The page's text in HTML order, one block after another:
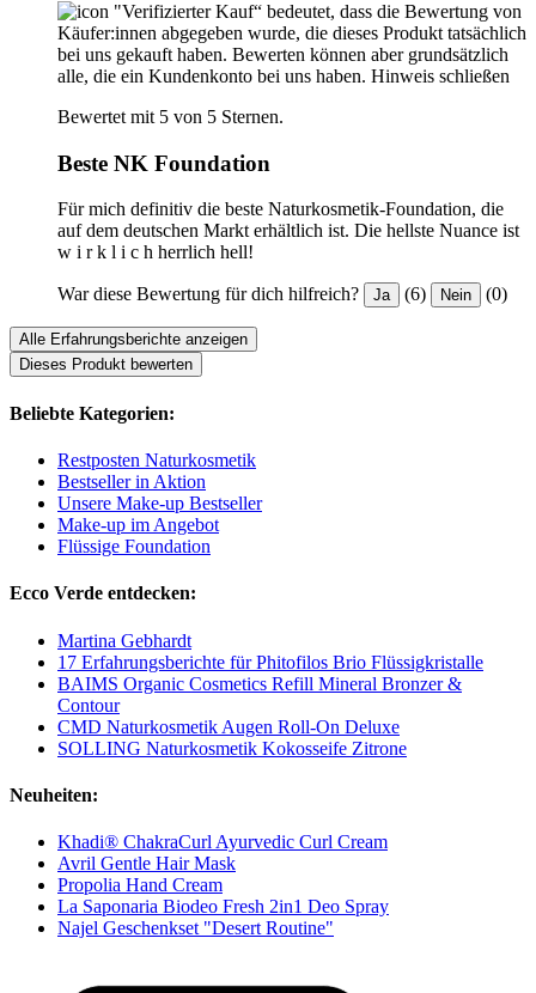
"Verifizierter Kauf“ bedeutet, dass die Bewertung von
Käufer:innen abgegeben wurde, die dieses Produkt tatsächlich
bei uns gekauft haben. Bewerten können aber grundsätzlich
alle, die ein Kundenkonto bei uns haben. Hinweis schließen
Bewertet mit 5 von 5 Sternen.
Beste NK Foundation
Für mich definitiv die beste Naturkosmetik-Foundation, die
auf dem deutschen Markt erhältlich ist. Die hellste Nuance ist
w i r k l i c h herrlich hell!
War diese Bewertung für dich hilfreich? Ja (6) Nein (0)
Alle Erfahrungsberichte anzeigen
Dieses Produkt bewerten
Beliebte Kategorien:
Restposten Naturkosmetik
Bestseller in Aktion
Unsere Make-up Bestseller
Make-up im Angebot
Flüssige Foundation
Ecco Verde entdecken:
Martina Gebhardt
17 Erfahrungsberichte für Phitofilos Brio Flüssigkristalle
BAIMS Organic Cosmetics Refill Mineral Bronzer &
Contour
CMD Naturkosmetik Augen Roll-On Deluxe
SOLLING Naturkosmetik Kokosseife Zitrone
Neuheiten:
Khadi® ChakraCurl Ayurvedic Curl Cream
Avril Gentle Hair Mask
Propolia Hand Cream
La Saponaria Biodeo Fresh 2in1 Deo Spray
Najel Geschenkset "Desert Routine"